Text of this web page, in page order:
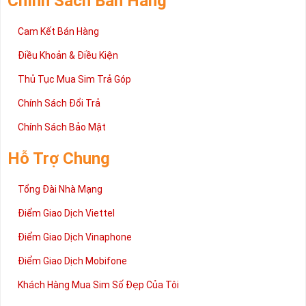
theo nhu cầu của người sử dụng mà bạn chọn cho phù hợp.
Không quá nặng về quan điểm vận hạn hên xui hay phong thủy
sim số đẹp mang hơi hướng của sự nhẹ nhàng, tinh tế và gần
Cam Kết Bán Hàng
Điều Khoản & Điều Kiện
Thủ Tục Mua Sim Trả Góp
Chính Sách Đổi Trả
Chính Sách Bảo Mật
Hỗ Trợ Chung
Tổng Đài Nhà Mạng
Điểm Giao Dịch Viettel
Điểm Giao Dịch Vinaphone
Điểm Giao Dịch Mobifone
Khách Hàng Mua Sim Số Đẹp Của Tôi